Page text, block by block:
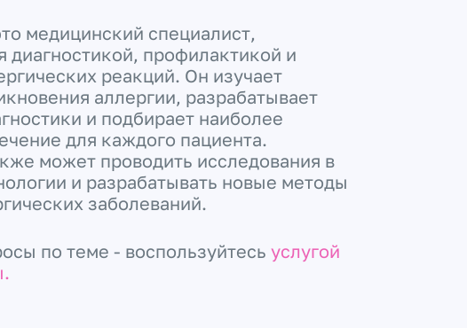
медицинский специалист,
профилактикой и
реакций. Он изучает
аллергии, разрабатывает
и подбирает наиболее
для каждого пациента.
может проводить исследования в
и разрабатывать новые методы
заболеваний.
по теме - воспользуйтесь услугой